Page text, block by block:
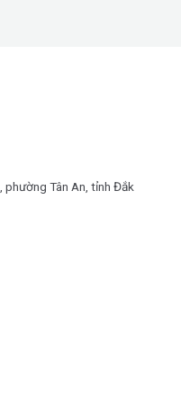
phường Tân An, tỉnh Đắk